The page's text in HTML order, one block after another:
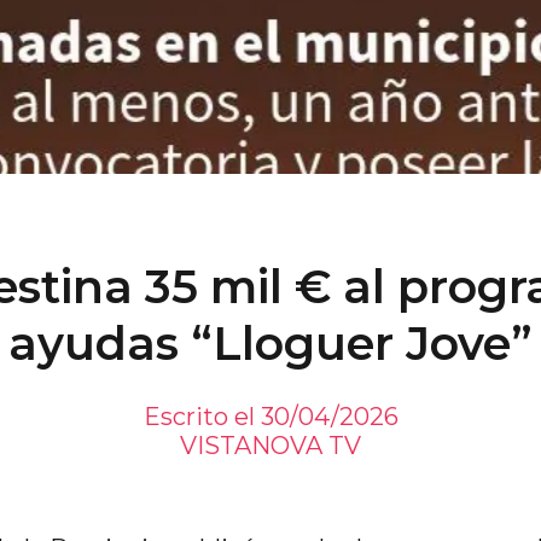
35 mil € al
ayudas “Lloguer Jove”
Escrito el 30/04/2026
VISTANOVA TV